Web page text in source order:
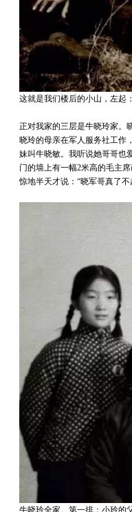
这就是我们楼后的小山，左起
正对我家的三层是牛晓玲家。
晓玲的母亲在军人服务社工作
妹叫牛晓敏。我听说她哥哥也
门的墙上有一幅2米高的毛主
惊地半天才说：“晓军哥真了
牛晓玲全家。第一排：小玲的